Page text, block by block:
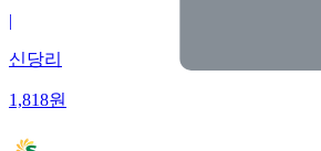
|
신당리
1,818원